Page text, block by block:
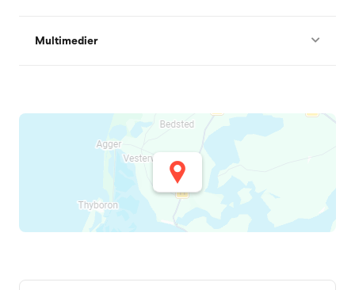
Multimedier